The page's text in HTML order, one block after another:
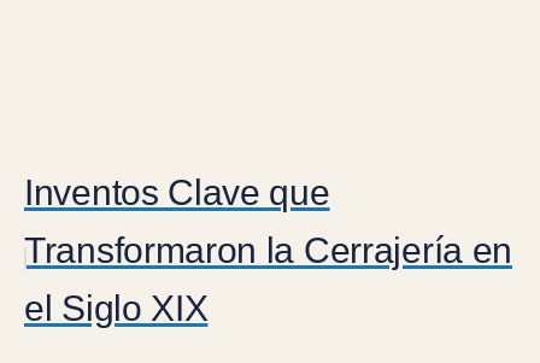
Inventos Clave que
Transformaron la Cerrajería en
el Siglo XIX